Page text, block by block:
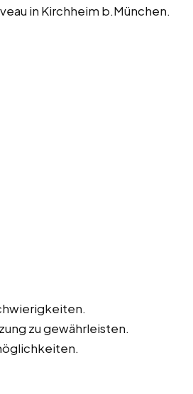
in Kirchheim b.München.
zu gewährleisten.